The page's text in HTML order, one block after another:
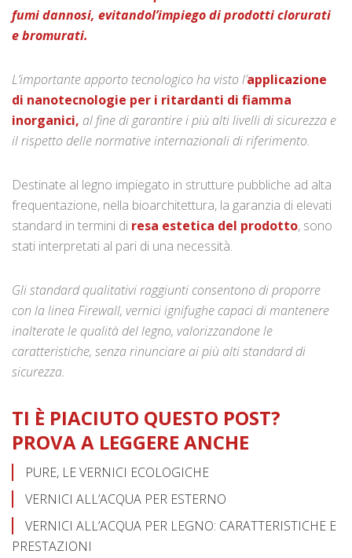
fumi dannosi, evitandol’impiego di prodotti clorurati
e bromurati.
L’importante apporto tecnologico ha visto l’applicazione
di nanotecnologie per i ritardanti di fiamma
inorganici, al fine di garantire i più alti livelli di sicurezza e
il rispetto delle normative internazionali di riferimento.
Destinate al legno impiegato in strutture pubbliche ad alta
frequentazione, nella bioarchitettura, la garanzia di elevati
standard in termini di resa estetica del prodotto, sono
stati interpretati al pari di una necessità.
Gli standard qualitativi raggiunti consentono di proporre
con la linea Firewall, vernici ignifughe capaci di mantenere
inalterate le qualità del legno, valorizzandone le
caratteristiche, senza rinunciare ai più alti standard di
sicurezza.
TI È PIACIUTO QUESTO POST?
PROVA A LEGGERE ANCHE
PURE, LE VERNICI ECOLOGICHE
VERNICI ALL’ACQUA PER ESTERNO
VERNICI ALL’ACQUA PER LEGNO: CARATTERISTICHE E
PRESTAZIONI